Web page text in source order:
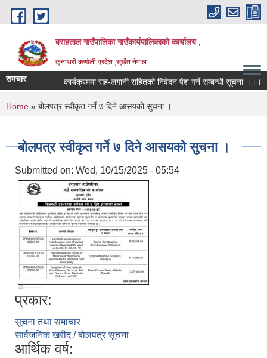
Skip to main content
बराहताल गाउँपालिका गाउँकार्यपालिकाको कार्यालय ,
कुनाथरी कर्णाली प्रदेश ,सुर्खेत नेपाल
समचार कार्यक्रममा सह-लगानी सहितको निवेदन पेश गर्ने सम्बन्धी सूचना ।।।
You are here
Home » बोलपत्र स्वीकृत गर्ने ७ दिने आसयको सुचना ।
बोलपत्र स्वीकृत गर्ने ७ दिने आसयको सुचना ।
Submitted on: Wed, 10/15/2025 - 05:54
प्रकार:
सूचना तथा समाचार
सार्वजनिक खरीद / बोलपत्र सूचना
आर्थिक वर्ष: